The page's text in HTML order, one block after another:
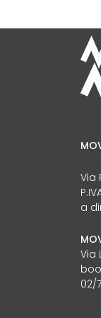
Via
a
Via
02/